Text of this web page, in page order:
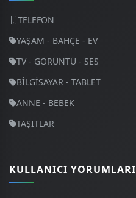
TELEFON
YAŞAM - BAHÇE - EV
TV - GÖRÜNTÜ - SES
BİLGİSAYAR - TABLET
ANNE - BEBEK
TAŞITLAR
KULLANICI YORUMLARI